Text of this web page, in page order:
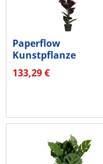
Paperflow
Kunstpflanze
PAFICE120
Gummibaum 120cm
133,29 €